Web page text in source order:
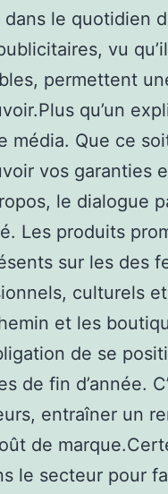
le quotidien
vu
permettent
qu’un
média. Que ce
vos garanties
le dialogue
Les produits
sur les des
culturels
et les
de se
de fin d’année.
entraîner un
de
le secteur pour